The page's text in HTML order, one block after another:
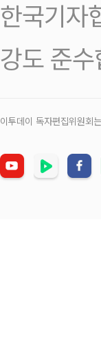
한국기자
강도 준
이투데이 독자편집위원회